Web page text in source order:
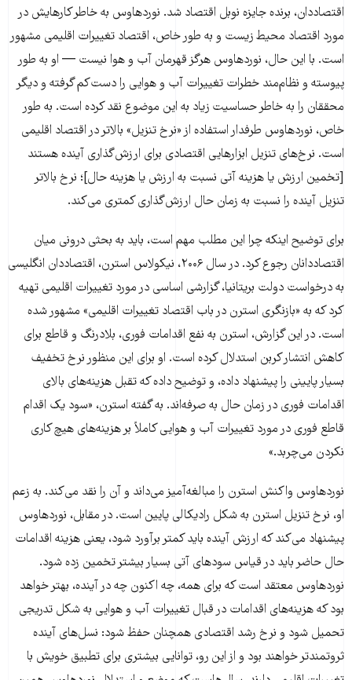
اقتصاددان، برنده جایزه نوبل اقتصاد شد. نوردهاوس به خاطر کارهایش در
مورد اقتصاد محیط زیست و به طور خاص، اقتصاد تغییرات اقلیمی مشهور
است. با این حال، نوردهاوس هرگز قهرمان آب و هوا نیست — او به طور
پیوسته و نظام‌مند خطرات تغییرات آب و هوایی را دست‌کم گرفته و دیگر
محققان را به خاطر حساسیت زیاد به این موضوع نقد کرده است. به طور
خاص، نوردهاوس طرفدار استفاده از «نرخ تنزیل» بالاتر در اقتصاد اقلیمی
است. نرخ‌های تنزیل ابزارهایی اقتصادی برای ارزش‌گذاری آینده هستند
[تخمین ارزش یا هزینه آتی نسبت به ارزش یا هزینه حال]؛ نرخ‌ بالاتر
تنزیل آینده را نسبت به زمان حال ارزش‌گذاری کمتری می‌کند.
برای توضیح اینکه چرا این مطلب مهم است، باید به بحثی درونی میان
اقتصاددانان رجوع کرد. در سال ۲۰۰۶، نیکولاس استرن، اقتصاددان انگلیسی
به درخواست دولت بریتانیا، گزارشی اساسی در مورد تغییرات اقلیمی تهیه
کرد که به «بازنگری استرن در باب اقتصاد تغییرات اقلیمی» مشهور شده
است. در این گزارش، استرن به نفع اقدامات فوری، بلادرنگ و قاطع برای
کاهش انتشار کربن استدلال کرده است. او برای این منظور نرخ تخفیف
بسیار پایینی را پیشنهاد داده، و توضیح داده که تقبل هزینه‌های بالای
اقدامات فوری در زمان حال به صرفه‌اند. به گفته استرن، «سود یک اقدام
قاطع فوری در مورد تغییرات آب و هوایی کاملاً بر هزینه‌های هیچ کاری
نکردن می‌چربد.»
نوردهاوس واکنش استرن را مبالغه‌آمیز می‌داند و آن را نقد می‌کند. به زعم
او، نرخ تنزیل استرن به شکل رادیکالی پایین است. در مقابل، نوردهاوس
پیشنهاد می‌کند که ارزش آینده باید کمتر برآورد شود، یعنی هزینه اقدامات
حال حاضر باید در قیاس سودهای آتی بسیار بیشتر تخمین زده شود.
نوردهاوس معتقد است که برای همه، چه اکنون چه در آینده، بهتر خواهد
بود که هزینه‌های اقدامات در قبال تغییرات آب و هوایی به شکل تدریجی
تحمیل شود و نرخ رشد اقتصادی همچنان حفظ شود: نسل‌های آینده
ثروتمندتر خواهند بود و از این ‌رو، توانایی بیشتری برای تطبیق خویش با